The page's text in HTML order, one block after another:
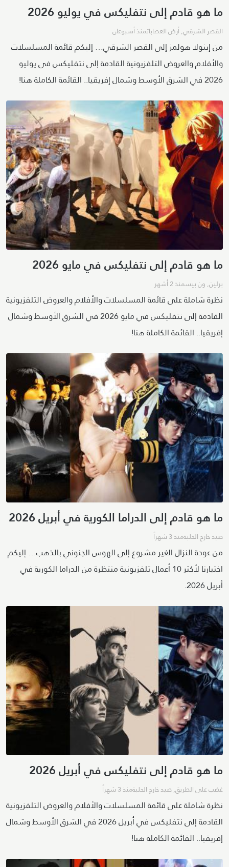
ما هو قادم إلى نتفليكس في يوليو 2026
القصر الشرقي,أرض العصاباتمنذ أسبوعان
من إينولا هولمز إلى القصر الشرقي… إليكم قائمة المسلسلات
والأفلام والعروض التلفزيونية القادمة إلى نتفليكس في يوليو
2026 في الشرق الأوسط وشمال إفريقيا.. القائمة الكاملة هنا!
ما هو قادم إلى نتفليكس في مايو 2026
برلين, ون بيسمنذ 2 أشهر
نظرة شاملة على قائمة المسلسلات والأفلام والعروض التلفزيونية
القادمة إلى نتفليكس في مايو 2026 في الشرق الأوسط وشمال
إفريقيا.. القائمة الكاملة هنا!
ما هو قادم إلى الدراما الكورية في أبريل 2026
صيد خارج الحلبةمنذ 3 شهراً
من عودة النزال الغير مشروع إلى الهوس الجنوني بالذهب… إليكم
اختيارنا لأكثر 10 أعمال تلفزيونية منتظرة من الدراما الكورية في
أبريل 2026.
ما هو قادم إلى نتفليكس في أبريل 2026
غضب على الطريق, صيد خارج الحلبةمنذ 3 شهراً
نظرة شاملة على قائمة المسلسلات والأفلام والعروض التلفزيونية
القادمة إلى نتفليكس في أبريل 2026 في الشرق الأوسط وشمال
إفريقيا.. القائمة الكاملة هنا!